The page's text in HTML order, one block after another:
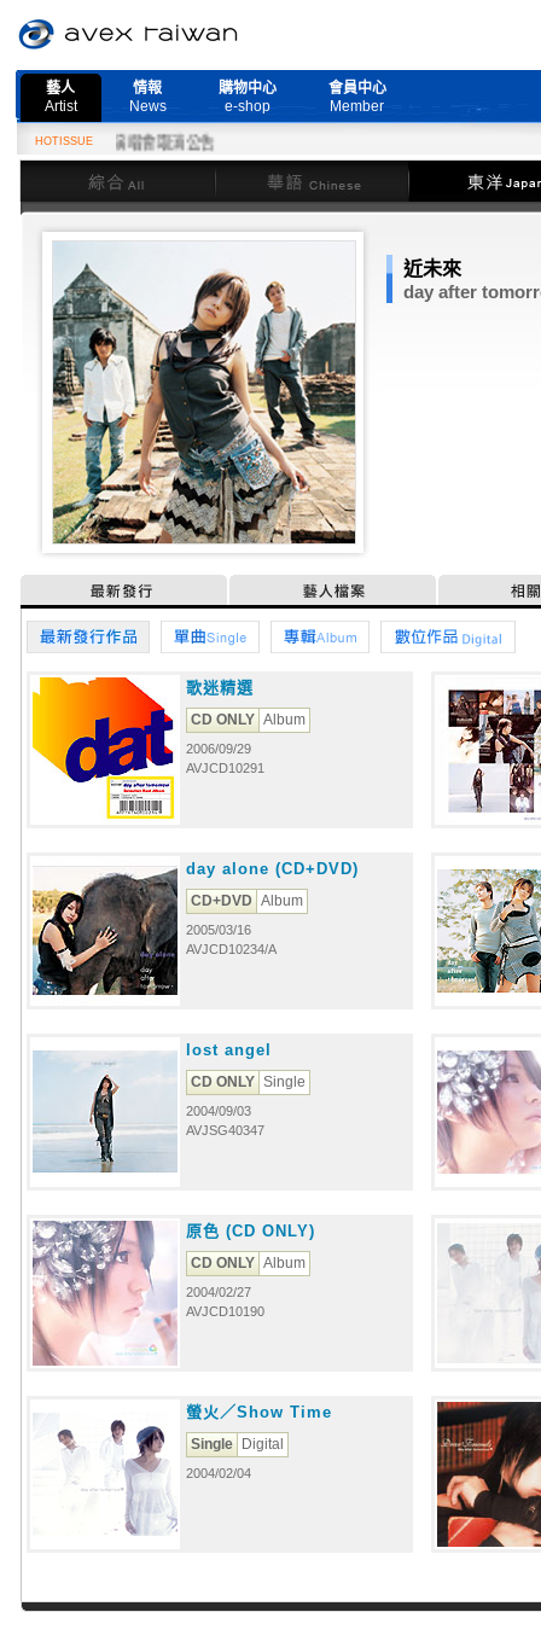
藝人
Artist
情報
News
購物中心
e-shop
會員中心
Member
HOTISSUE
Live』演唱會取消公告
綜合
華語 東洋
近未來
day after
最新發行 藝人檔案 相
最新發行作品 單曲 專輯 數位作品
歌迷精選
CD ONLY Album
2006/09/29
AVJCD10291
day alone (CD+DVD)
CD+DVD Album
2005/03/16
AVJCD10234/A
lost angel
CD ONLY Single
2004/09/03
AVJSG40347
原色 (CD ONLY)
CD ONLY Album
2004/02/27
AVJCD10190
螢火／Show Time
Single Digital
2004/02/04